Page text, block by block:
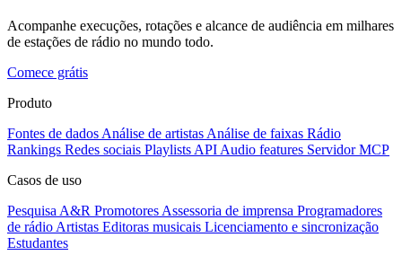
Acompanhe execuções, rotações e alcance de audiência em milhares
de estações de rádio no mundo todo.
Comece grátis
Produto
Fontes de dados Análise de artistas Análise de faixas Rádio
Rankings Redes sociais Playlists API Audio features Servidor MCP
Casos de uso
Pesquisa A&R Promotores Assessoria de imprensa Programadores
de rádio Artistas Editoras musicais Licenciamento e sincronização
Estudantes